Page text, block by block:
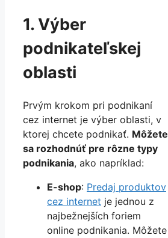
1. Výber
podnikateľskej
oblasti
Prvým krokom pri podnikaní
cez internet je výber oblasti, v
ktorej chcete podnikať. Môžete
sa rozhodnúť pre rôzne typy
podnikania, ako napríklad:
E-shop: Predaj produktov
cez internet je jednou z
najbežnejších foriem
online podnikania. Môžete